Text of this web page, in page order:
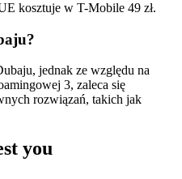
kosztuje w T-Mobile 49 zł.
jednak ze względu na
3, zaleca się
rozwiązań, takich jak
you